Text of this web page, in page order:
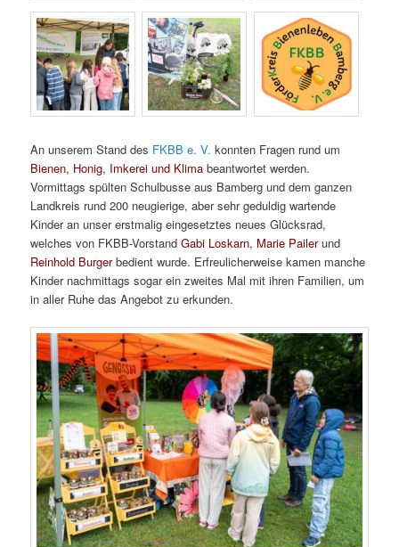
An unserem Stand des FKBB e. V. konnten Fragen rund um
Bienen, Honig, Imkerei und Klima beantwortet werden.
Vormittags spülten Schulbusse aus Bamberg und dem ganzen
Landkreis rund 200 neugierige, aber sehr geduldig wartende
Kinder an unser erstmalig eingesetztes neues Glücksrad,
welches von FKBB-VorstandGabi Loskarn, Marie Pailerund
Reinhold Burgerbedient wurde. Erfreulicherweise kamen manche
Kinder nachmittags sogar ein zweites Mal mit ihren Familien, um
in aller Ruhe das Angebot zu erkunden.